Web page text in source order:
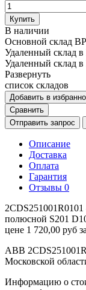
Купить
В наличии
Основной склад
Удаленный склад
Удаленный склад
Развернуть
список складов
Добавить в
Сравнить
Отправить запрос
Описание
Доставка
Оплата
Гарантия
Отзывы 0
полюсной S201
цене 1 720,00 руб
ABB
Московской
Информацию о